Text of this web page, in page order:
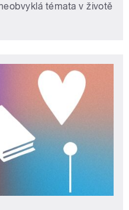
témata v životě